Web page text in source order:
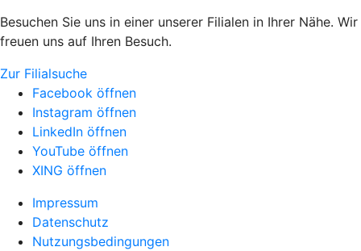
Besuchen Sie uns in einer unserer Filialen in Ihrer Nähe. Wir
freuen uns auf Ihren Besuch.
Zur Filialsuche
Facebook öffnen
Instagram öffnen
LinkedIn öffnen
YouTube öffnen
XING öffnen
Impressum
Datenschutz
Nutzungsbedingungen